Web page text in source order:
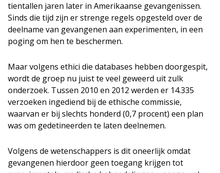
tientallen jaren later in Amerikaanse gevangenissen.
Sinds die tijd zijn er strenge regels opgesteld over de
deelname van gevangenen aan experimenten, in een
poging om hen te beschermen.
Maar volgens ethici die databases hebben doorgespit,
wordt de groep nu juist te veel geweerd uit zulk
onderzoek. Tussen 2010 en 2012 werden er 14.335
verzoeken ingediend bij de ethische commissie,
waarvan er bij slechts honderd (0,7 procent) een plan
was om gedetineerden te laten deelnemen.
Volgens de wetenschappers is dit oneerlijk omdat
gevangenen hierdoor geen toegang krijgen tot